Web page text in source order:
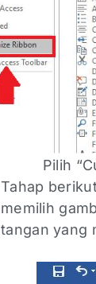
Pilih
Tahap
memilih
tangan yang